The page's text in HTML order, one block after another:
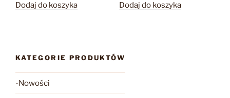
Dodaj do koszyka
Dodaj do koszyka
KATEGORIE PRODUKTÓW
-Nowości